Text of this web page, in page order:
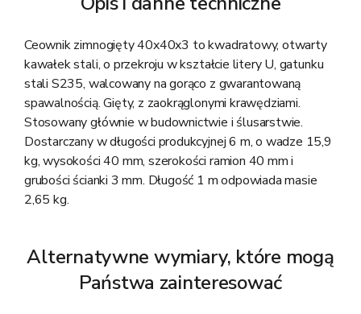
Ceownik zimnogięty 40x40x3 to kwadratowy, otwarty
kawałek stali, o przekroju w kształcie litery U, gatunku
stali S235, walcowany na gorąco z gwarantowaną
spawalnością. Gięty, z zaokrąglonymi krawędziami.
Stosowany głównie w budownictwie i ślusarstwie.
Dostarczany w długości produkcyjnej 6 m, o wadze 15,9
kg, wysokości 40 mm, szerokości ramion 40 mm i
grubości ścianki 3 mm. Długość 1 m odpowiada masie
2,65 kg.
Alternatywne wymiary, które mogą
Państwa zainteresować